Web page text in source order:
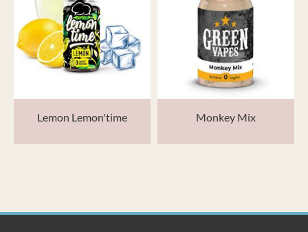
Lemon Lemon'time Monkey Mix